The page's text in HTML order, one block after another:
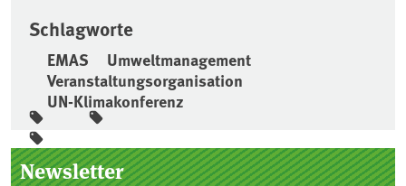
Schlagworte
EMAS
Umweltmanagement
Veranstaltungsorganisation
UN-Klimakonferenz
Seitenleiste
Newsletter